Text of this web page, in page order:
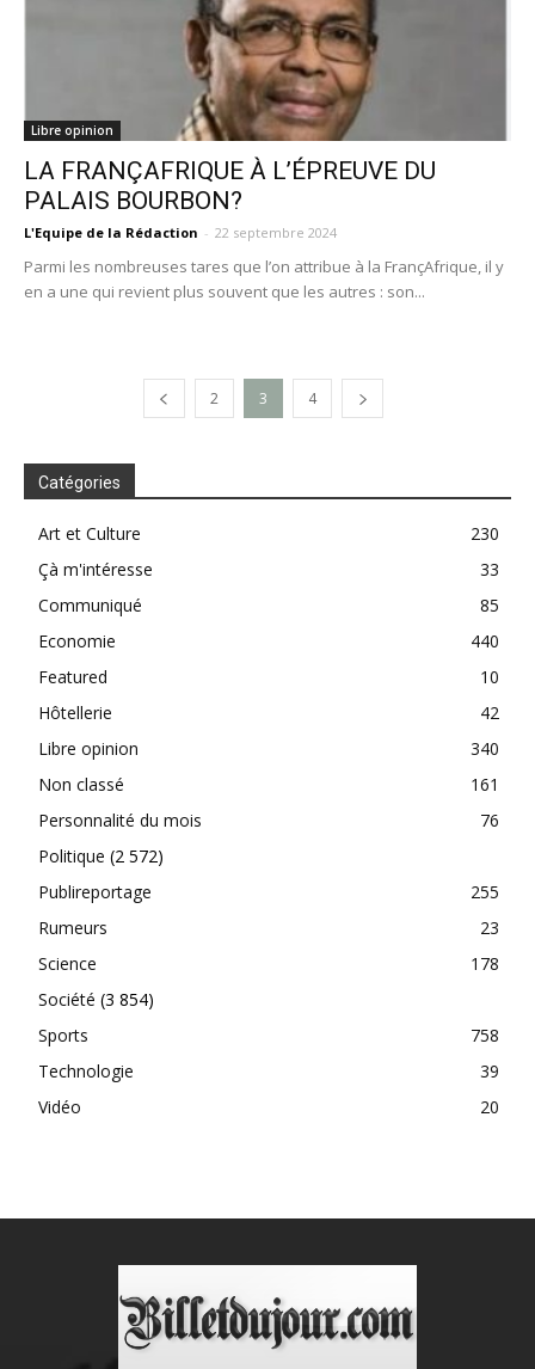
Libre opinion
LA FRANÇAFRIQUE À L’ÉPREUVE DU
PALAIS BOURBON?
L'Equipe de la Rédaction - 22 septembre 2024
Parmi les nombreuses tares que l’on attribue à la FrançAfrique, il y
en a une qui revient plus souvent que les autres : son...
2 3 4
Catégories
Art et Culture
230
Çà m'intéresse
33
Communiqué
85
Economie
440
Featured
10
Hôtellerie
42
Libre opinion
340
Non classé
161
Personnalité du mois
76
Politique (2 572)
Publireportage
255
Rumeurs
23
Science
178
Société (3 854)
Sports
758
Technologie
39
Vidéo
20